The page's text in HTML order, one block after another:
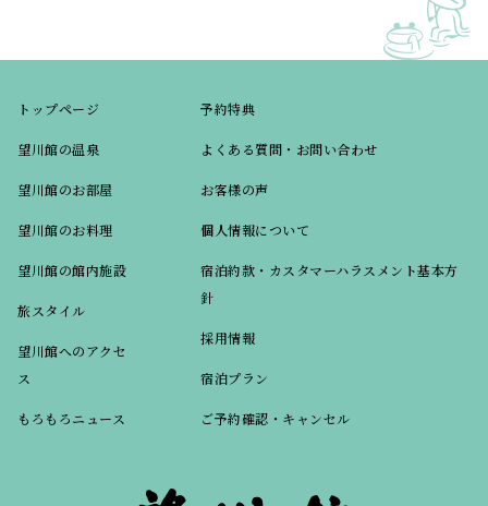
トップページ
望川館の温泉
望川館のお部屋
望川館のお料理
望川館の館内施設
旅スタイル
望川館へのアクセ
ス
もろもろニュース
予約特典
よくある質問・お問い合わせ
お客様の声
個人情報について
宿泊約款・カスタマーハラスメント基本方
針
採用情報
宿泊プラン
ご予約確認・キャンセル